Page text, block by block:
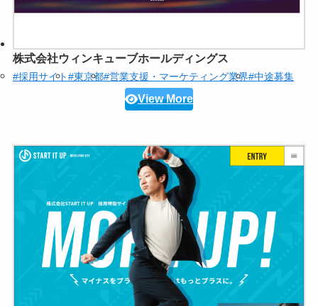
株式会社ウィンキューブホールディングス
#採用サイト#東京都#営業支援・マーケティング業界#中途募集
View More